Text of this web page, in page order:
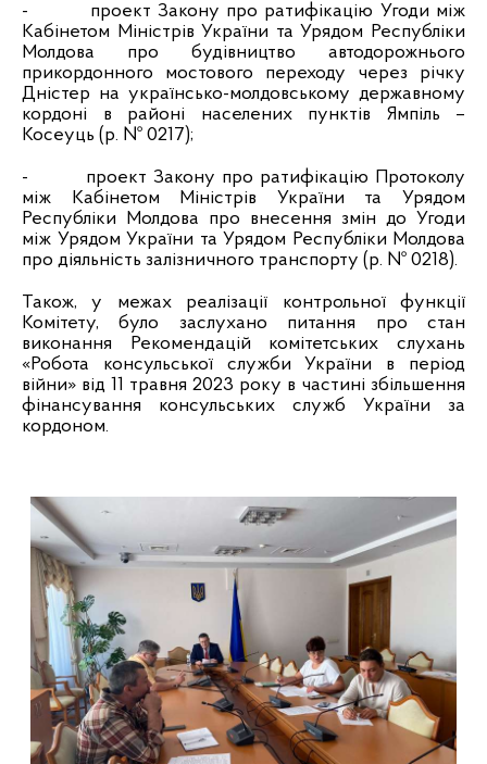
-
проект Закону про ратифікацію Угоди між
Кабінетом Міністрів України та Урядом Республіки
Молдова про будівництво автодорожнього
прикордонного мостового переходу через річку
Дністер на українсько-молдовському державному
кордоні в районі населених пунктів Ямпіль –
Косеуць (р. № 0217);
-
проект Закону про ратифікацію Протоколу
між Кабінетом Міністрів України та Урядом
Республіки Молдова про внесення змін до Угоди
між Урядом України та Урядом Республіки Молдова
про діяльність залізничного транспорту (р. № 0218).
Також, у межах реалізації контрольної функції
Комітету, було заслухано питання про стан
виконання Рекомендацій комітетських слухань
«Робота консульської служби України в період
війни» від 11 травня 2023 року в частині збільшення
фінансування консульських служб України за
кордоном.